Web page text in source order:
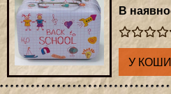
В
У